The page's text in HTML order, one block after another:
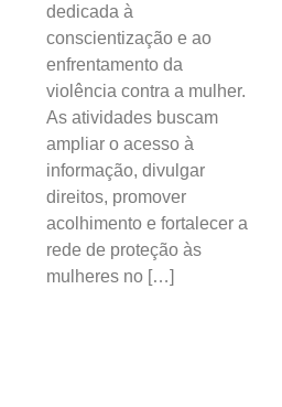
dedicada à
conscientização e ao
enfrentamento da
violência contra a mulher.
As atividades buscam
ampliar o acesso à
informação, divulgar
direitos, promover
acolhimento e fortalecer a
rede de proteção às
mulheres no […]